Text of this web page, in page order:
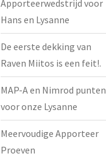
Apporteerwedstrijd voor
Hans en Lysanne
De eerste dekking van
Raven Miitos is een feit!.
MAP-A en Nimrod punten
voor onze Lysanne
Meervoudige Apporteer
Proeven